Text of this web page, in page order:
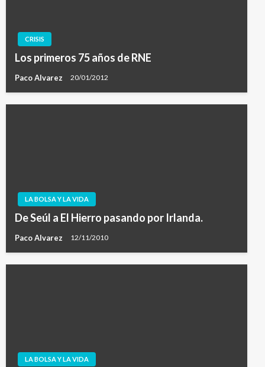
CRISIS
Los primeros 75 años de RNE
Paco Alvarez 20/01/2012
LA BOLSA Y LA VIDA
De Seúl a El Hierro pasando por Irlanda.
Paco Alvarez 12/11/2010
LA BOLSA Y LA VIDA